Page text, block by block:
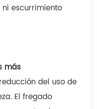
escurrimiento
más
del uso de
El fregado